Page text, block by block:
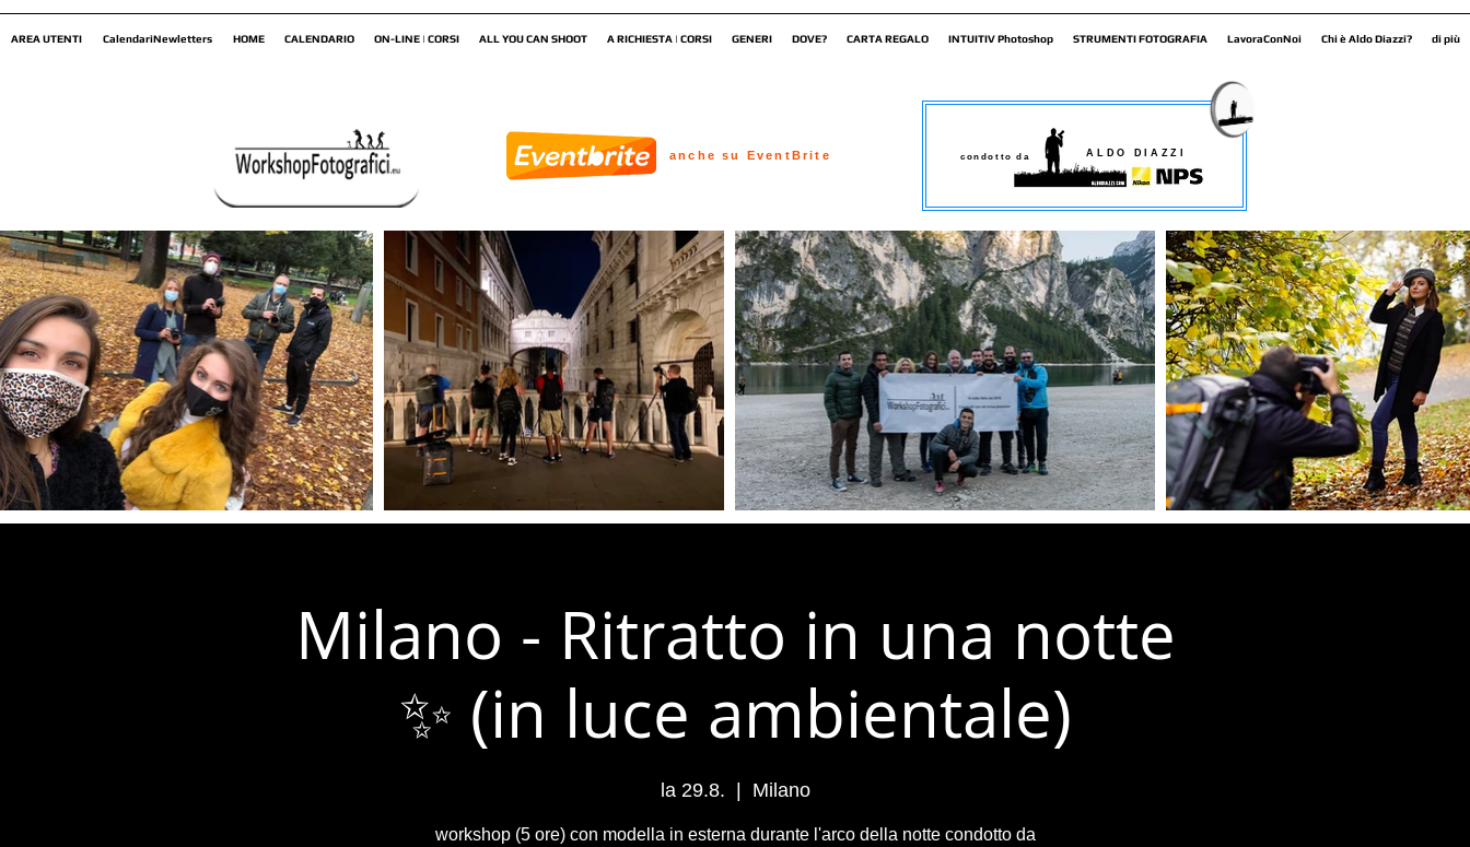
AREA UTENTI CalendariNewletters HOME CALENDARIO ON-LINE | CORSI ALL YOU CAN SHOOT A RICHIESTA | CORSI GENERI DOVE? CARTA REGALO INTUITIV Photoshop STRUMENTI FOTOGRAFIA LavoraConNoi Chi è Aldo Diazzi? di più
Milano - Ritratto in una notte
✨ (in luce ambientale)
la 29.8. Milano
workshop (5 ore) con modella in esterna durante l'arco della notte condotto da
condotto da ALDO DIAZZI
anche su EventBrite